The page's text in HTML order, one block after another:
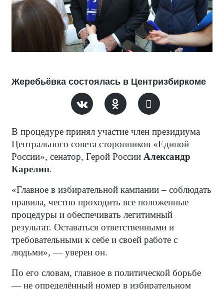
Жеребьёвка состоялась в Центризбиркоме
В процедуре принял участие член президиума
Центрального совета сторонников «Единой
России», сенатор, Герой России Александр
Карелин.
«Главное в избирательной кампании – соблюдать
правила, честно проходить все положенные
процедуры и обеспечивать легитимный
результат. Оставаться ответственными и
требовательными к себе и своей работе с
людьми», — уверен он.
По его словам, главное в политической борьбе
— не определённый номер в избирательном